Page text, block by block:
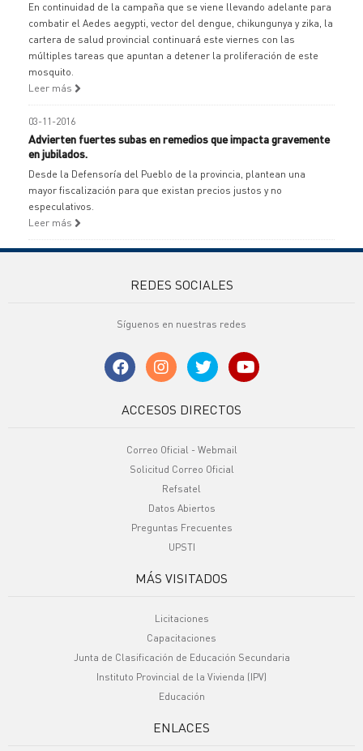
En continuidad de la campaña que se viene llevando adelante para
combatir el Aedes aegypti, vector del dengue, chikungunya y zika, la
cartera de salud provincial continuará este viernes con las
múltiples tareas que apuntan a detener la proliferación de este
mosquito.
Leer más
03-11-2016
Advierten fuertes subas en remedios que impacta gravemente
en jubilados.
Desde la Defensoría del Pueblo de la provincia, plantean una
mayor fiscalización para que existan precios justos y no
especulativos.
Leer más
REDES SOCIALES
Síguenos en nuestras redes
ACCESOS DIRECTOS
Correo Oficial - Webmail
Solicitud Correo Oficial
Refsatel
Datos Abiertos
Preguntas Frecuentes
UPSTI
MÁS VISITADOS
Licitaciones
Capacitaciones
Junta de Clasificación de Educación Secundaria
Instituto Provincial de la Vivienda (IPV)
Educación
ENLACES